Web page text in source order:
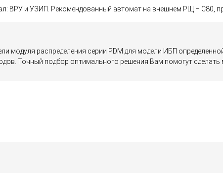
ВРУ и УЗИП. Рекомендованный автомат на внешнем РЩ – С80,
модуля распределения серии PDM для модели ИБП
Точный подбор оптимального решения Вам помогут